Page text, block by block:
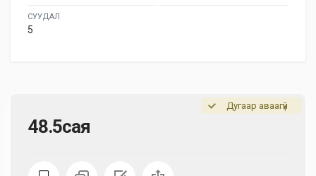
48.5сая
Дугаар аваагүй
СУУДАЛ
5